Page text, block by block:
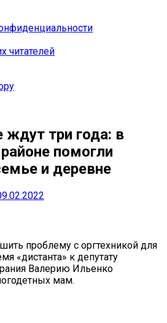
читателей
ждут три года: в
помогли
и деревне
проблему с оргтехникой для
«дистанта» к депутату
Валерию Ильенко
мам.